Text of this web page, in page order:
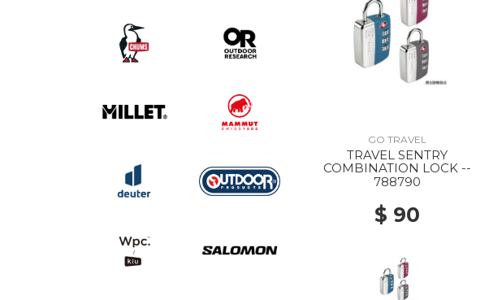
GO TRAVEL
TRAVEL SENTRY
COMBINATION LOCK --
788790
$ 90